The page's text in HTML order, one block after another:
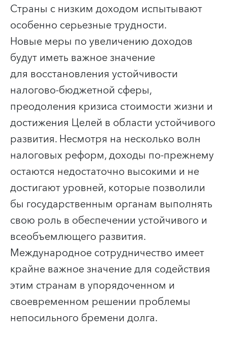
Страны с низким доходом испытывают
особенно серьезные трудности.
Новые меры по увеличению доходов
будут иметь важное значение
для восстановления устойчивости
налогово-бюджетной сферы,
преодоления кризиса стоимости жизни и
достижения Целей в области устойчивого
развития. Несмотря на несколько волн
налоговых реформ, доходы по-прежнему
остаются недостаточно высокими и не
достигают уровней, которые позволили
бы государственным органам выполнять
свою роль в обеспечении устойчивого и
всеобъемлющего развития.
Международное сотрудничество имеет
крайне важное значение для содействия
этим странам в упорядоченном и
своевременном решении проблемы
непосильного бремени долга.